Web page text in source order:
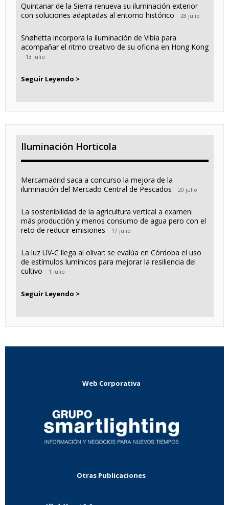
Quintanar de la Sierra renueva su iluminación exterior
con soluciones adaptadas al entorno histórico
28 julio
Snøhetta incorpora la iluminación de Vibia para
acompañar el ritmo creativo de su oficina en Hong Kong
13 julio
Seguir Leyendo >
Iluminación Horticola
Mercamadrid saca a concurso la mejora de la
iluminación del Mercado Central de Pescados
20 julio
La sostenibilidad de la agricultura vertical a examen:
más producción y menos consumo de agua pero con el
reto de reducir emisiones
17 julio
La luz UV-C llega al olivar: se evalúa en Córdoba el uso
de estímulos lumínicos para mejorar la resiliencia del
cultivo
1 julio
Seguir Leyendo >
Web Corporativa
Otras Publicaciones